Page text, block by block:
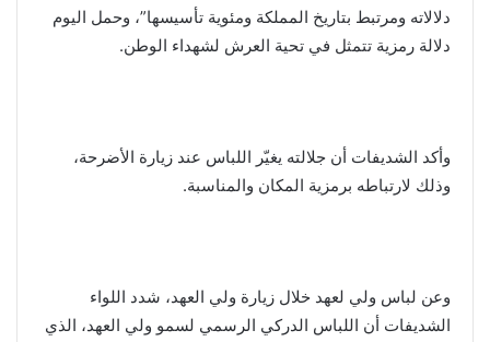
دلالاته ومرتبط بتاريخ المملكة ومئوية تأسيسها”، وحمل اليوم
دلالة رمزية تتمثل في تحية العرش لشهداء الوطن.
وأكد الشديفات أن جلالته يغيّر اللباس عند زيارة الأضرحة،
وذلك لارتباطه برمزية المكان والمناسبة.
وعن لباس ولي لعهد خلال زيارة ولي العهد، شدد اللواء
الشديفات أن اللباس الدركي الرسمي لسمو ولي العهد، الذي